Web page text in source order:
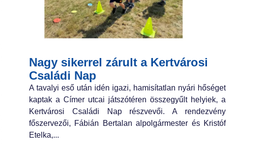
Nagy sikerrel zárult a Kertvárosi
Családi Nap
A tavalyi eső után idén igazi, hamisítatlan nyári hőséget
kaptak a Címer utcai játszótéren összegyűlt helyiek, a
Kertvárosi Családi Nap részvevői. A rendezvény
főszervezői, Fábián Bertalan alpolgármester és Kristóf
Etelka,...